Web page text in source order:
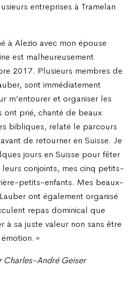
entreprises à Tramelan
à Alezio avec mon épouse
est malheureusement
2017. Plusieurs membres de
sont immédiatement
m’entourer et organiser les
ont prié, chanté de beaux
bibliques, relaté le parcours
de retourner en Suisse. Je
jours en Suisse pour fêter
leurs conjoints, mes cinq petits-
petits-enfants. Mes beaux-
ont également organisé
repas dominical que
à sa juste valeur non sans être
»
Charles-André Geiser